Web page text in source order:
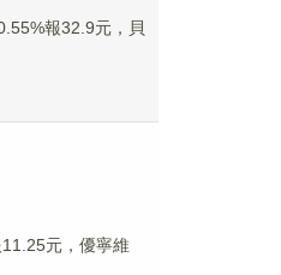
報32.9元，貝
元，優寧維